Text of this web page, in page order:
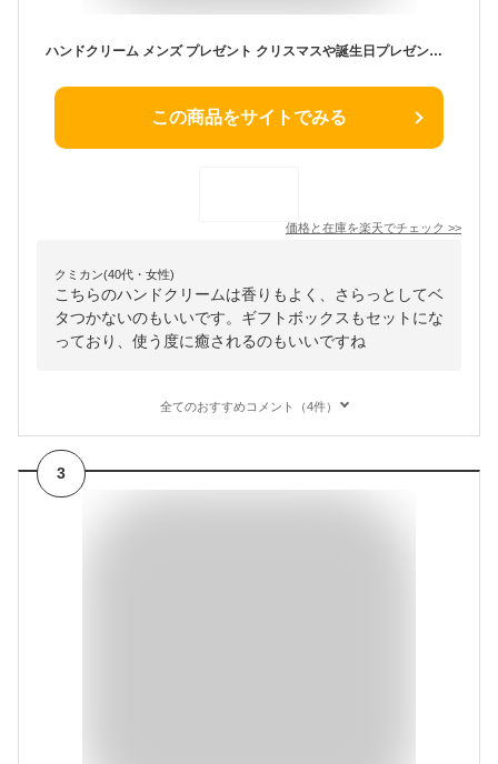
ハンドクリーム メンズ プレゼント クリスマスや誕生日プレゼント お祝いに いい香り さらさら べたつかないクワトロボタニコ ボタニカル エッセンスイン ハンドクリーム ベルガモット＆ローズマリーの香り オールインワン【ラッピング・箱入・リボン付き・紙袋付き】
この商品をサイトでみる
価格と在庫を楽天でチェック >>
クミカン(40代・女性)
こちらのハンドクリームは香りもよく、さらっとしてベ
タつかないのもいいです。ギフトボックスもセットにな
っており、使う度に癒されるのもいいですね
全てのおすすめコメント（4件）
3